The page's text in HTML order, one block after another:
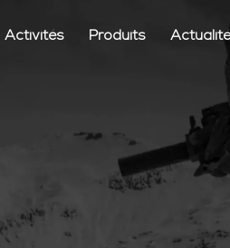
Activités Produits